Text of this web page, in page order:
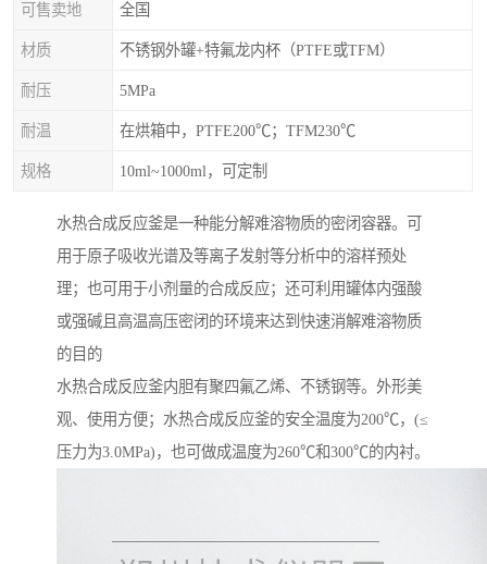
可售卖地 全国
材质 不锈钢外罐+特氟龙内杯（PTFE或TFM）
耐压 5MPa
耐温 在烘箱中，PTFE200℃；TFM230℃
规格 10ml~1000ml，可定制
水热合成反应釜是一种能分解难溶物质的密闭容器。可
用于原子吸收光谱及等离子发射等分析中的溶样预处
理；也可用于小剂量的合成反应；还可利用罐体内强酸
或强碱且高温高压密闭的环境来达到快速消解难溶物质
的目的
水热合成反应釜内胆有聚四氟乙烯、不锈钢等。外形美
观、使用方便；水热合成反应釜的安全温度为200℃，(≤
压力为3.0MPa)，也可做成温度为260℃和300℃的内衬。